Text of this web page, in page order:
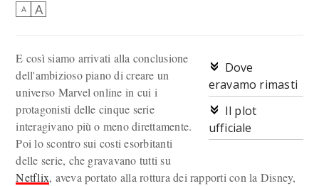
A A
Dove
eravamo rimasti
Il plot
ufficiale
E così siamo arrivati alla conclusione
dell'ambizioso piano di creare un
universo Marvel online in cui i
protagonisti delle cinque serie
interagivano più o meno direttamente.
Poi lo scontro sui costi esorbitanti
delle serie, che gravavano tutti su
Netflix, aveva portato alla rottura dei rapporti con la Disney,